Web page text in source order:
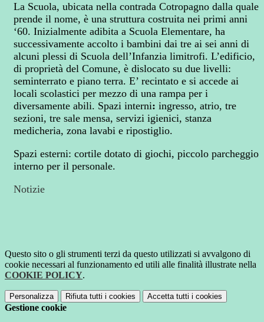
La Scuola, ubicata nella contrada Cotropagno dalla quale
prende il nome, è una struttura costruita nei primi anni
‘60. Inizialmente adibita a Scuola Elementare, ha
successivamente accolto i bambini dai tre ai sei anni di
alcuni plessi di Scuola dell’Infanzia limitrofi. L’edificio,
di proprietà del Comune, è dislocato su due livelli:
seminterrato e piano terra. E’ recintato e si accede ai
locali scolastici per mezzo di una rampa per i
diversamente abili. Spazi interni: ingresso, atrio, tre
sezioni, tre sale mensa, servizi igienici, stanza
medicheria, zona lavabi e ripostiglio.
Spazi esterni: cortile dotato di giochi, piccolo parcheggio
interno per il personale.
Notizie
Questo sito o gli strumenti terzi da questo utilizzati si avvalgono di
cookie necessari al funzionamento ed utili alle finalità illustrate nella
COOKIE POLICY.
Personalizza Rifiuta tutti i cookies Accetta tutti i cookies
Gestione cookie